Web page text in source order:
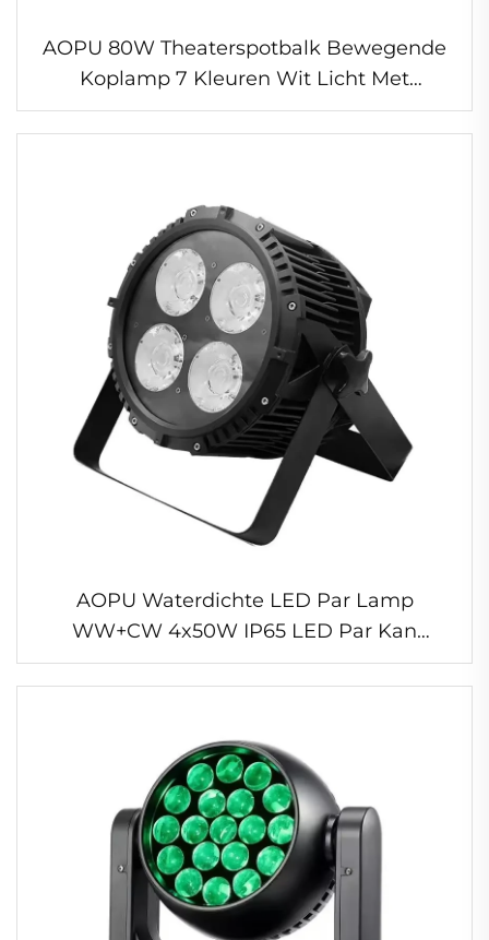
AOPU 80W Theaterspotbalk Bewegende
Koplamp 7 Kleuren Wit Licht Met
Regenboogeffect voor Disco Nachtclub
AOPU Waterdichte LED Par Lamp
WW+CW 4x50W IP65 LED Par Kan
Lampen LED 200W COB 2In1 Par
Verlichting voor Huwelijk Outdoor Concert